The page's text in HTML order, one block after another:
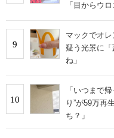
「目からウ
9
マックでオ
疑う光景に
ね」
10
「いつまで
り”が59万再
ち？」